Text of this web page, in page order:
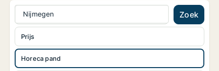
Nijmegen Zoek
Horeca pand
Prijs